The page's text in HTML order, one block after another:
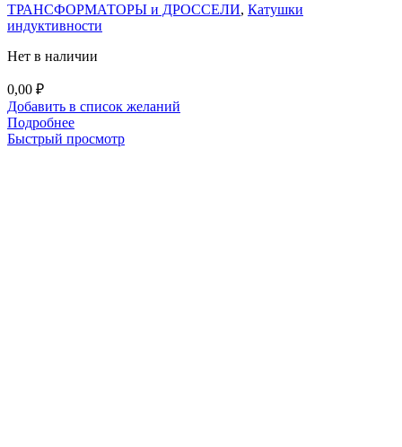
ТРАНСФОРМАТОРЫ и ДРОССЕЛИ, Катушки
индуктивности
Нет в наличии
0,00 ₽
Добавить в список желаний
Подробнее
Быстрый просмотр